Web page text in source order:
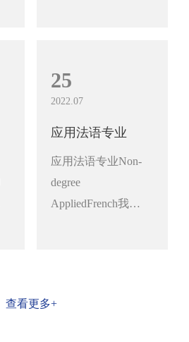
25
2022.07
应用法语专业
应用法语专业Non-
degree
AppliedFrench我校
查看更多+